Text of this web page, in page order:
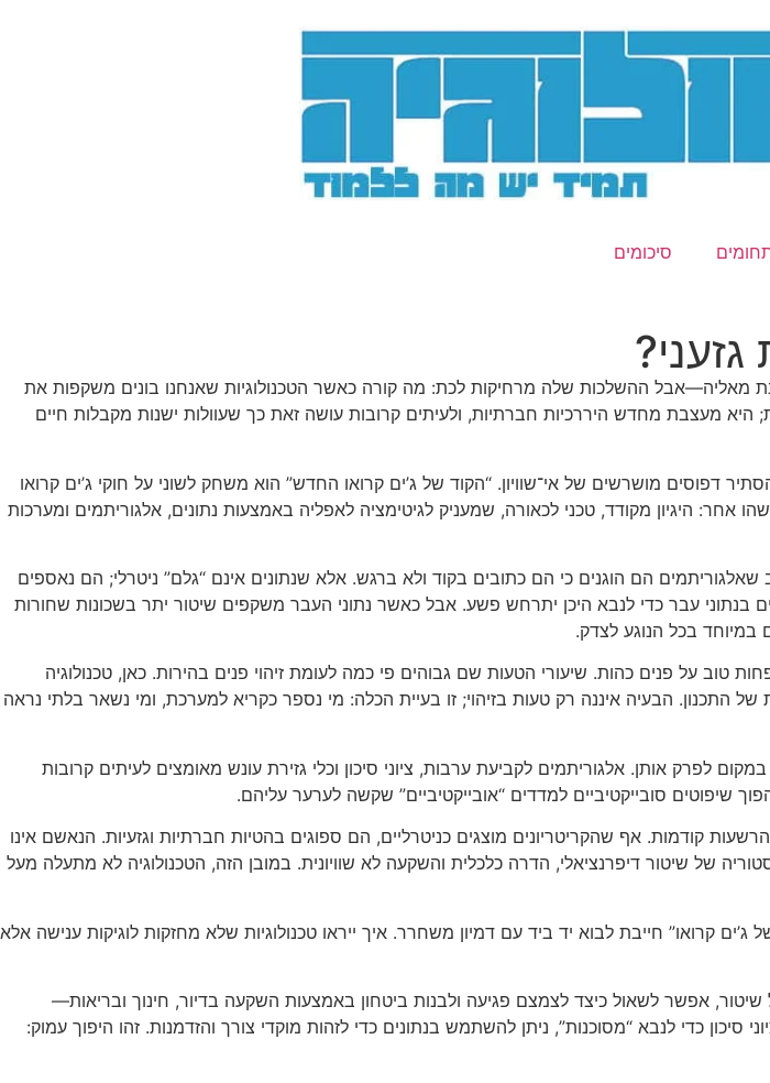
סיכומים
ההשלכות שלה מרחיקות לכת: מה קורה כאשר הטכנולוגיות שאנחנו בונים משקפות את
מעצבת מחדש היררכיות חברתיות, ולעיתים קרובות עושה זאת כך שעוולות ישנות מקבלות חיים
דפוסים מושרשים של אי־שוויון. “הקוד של ג’ים קרואו החדש” הוא משחק לשוני על חוקי ג’ים קרואו
היגיון מקודד, טכני לכאורה, שמעניק לגיטימציה לאפליה באמצעות נתונים, אלגוריתמים ומערכות
הם הוגנים כי הם כתובים בקוד ולא ברגש. אלא שנתונים אינם “גלם” ניטרלי; הם נאספים
בנתוני עבר כדי לנבא היכן יתרחש פשע. אבל כאשר נתוני העבר משקפים שיטור יתר בשכונות שחורות
בכל הנוגע לצדק.
טוב על פנים כהות. שיעורי הטעות שם גבוהים פי כמה לעומת זיהוי פנים בהירות. כאן, טכנולוגיה
התכנון. הבעיה איננה רק טעות בזיהוי; זו בעיית הכלה: מי נספר כקריא למערכת, ומי נשאר בלתי נראה
לפרק אותן. אלגוריתמים לקביעת ערבות, ציוני סיכון וכלי גזירת עונש מאומצים לעיתים קרובות
שיפוטים סובייקטיביים למדדים “אובייקטיביים” שקשה לערער עליהם.
קודמות. אף שהקריטריונים מוצגים כניטרליים, הם ספוגים בהטיות חברתיות וגזעיות. הנאשם אינו
של שיטור דיפרנציאלי, הדרה כלכלית והשקעה לא שוויונית. במובן הזה, הטכנולוגיה לא מתעלה מעל
חייבת לבוא יד ביד עם דמיון משחרר. איך ייראו טכנולוגיות שלא מחזקות לוגיקות ענישה אלא
אפשר לשאול כיצד לצמצם פגיעה ולבנות ביטחון באמצעות השקעה בדיור, חינוך ובריאות—
כדי לנבא “מסוכנות”, ניתן להשתמש בנתונים כדי לזהות מוקדי צורך והזדמנות. זהו היפוך עמוק: